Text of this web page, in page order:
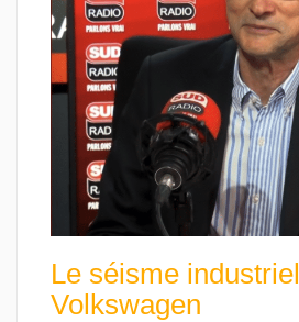
Le séisme industriel
Volkswagen